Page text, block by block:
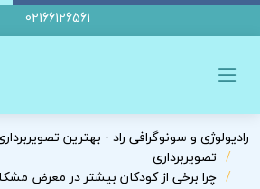
02166126561
رادیولوژی و سونوگرافی راد - بهترین
تصویربرداری
چرا برخی از کودکان بیشتر در معرض